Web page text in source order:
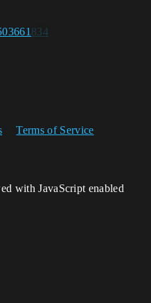
Terms of Service
with JavaScript enabled